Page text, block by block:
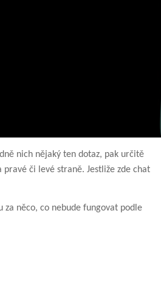
nich nějaký ten dotaz, pak určitě
či levé straně. Jestliže zde chat
něco, co nebude fungovat podle